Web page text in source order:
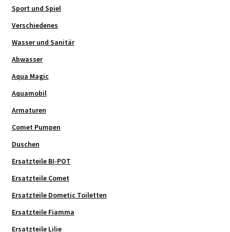
Sport und Spiel
Verschiedenes
Wasser und Sanitär
Abwasser
Aqua Magic
Aquamobil
Armaturen
Comet Pumpen
Duschen
Ersatzteile BI-POT
Ersatzteile Comet
Ersatzteile Dometic Toiletten
Ersatzteile Fiamma
Ersatzteile Lilie